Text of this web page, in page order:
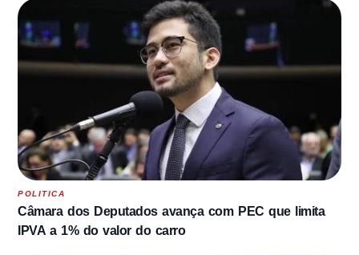
POLITICA
Câmara dos Deputados avança com PEC que limita
IPVA a 1% do valor do carro